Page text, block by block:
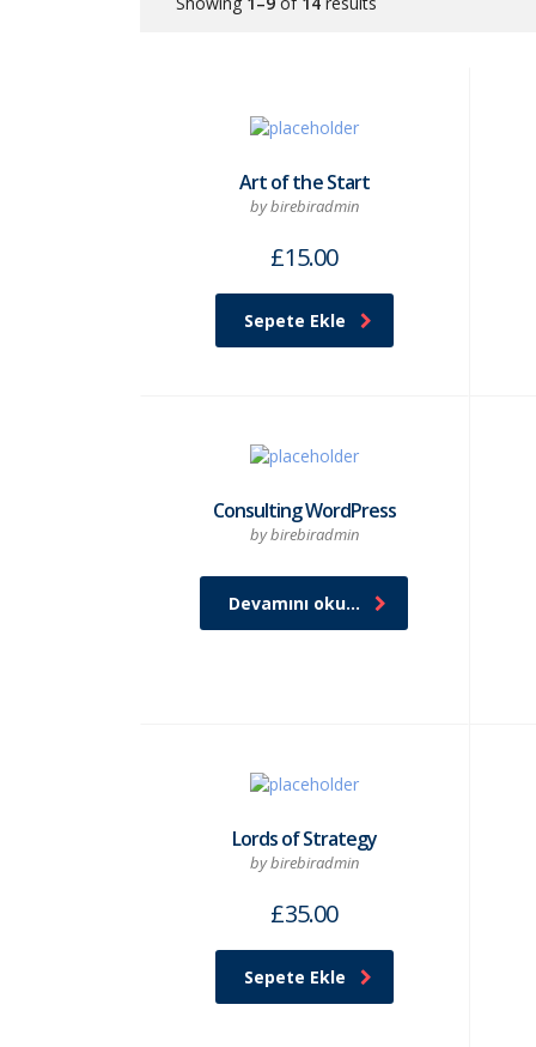
Art of the Start
by birebiradmin
£15.00
Sepete Ekle
Consulting WordPress
by birebiradmin
Devamını oku...
Lords of Strategy
by birebiradmin
£35.00
Sepete Ekle